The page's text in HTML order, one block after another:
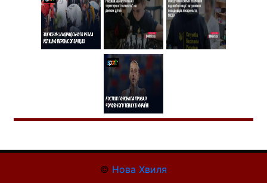
© Нова Хвиля